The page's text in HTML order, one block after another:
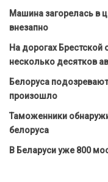
Машина загорелась в
внезапно
На дорогах
несколько десятков
Белоруса
произошло
Таможенники
белоруса
В Беларуси уже 800